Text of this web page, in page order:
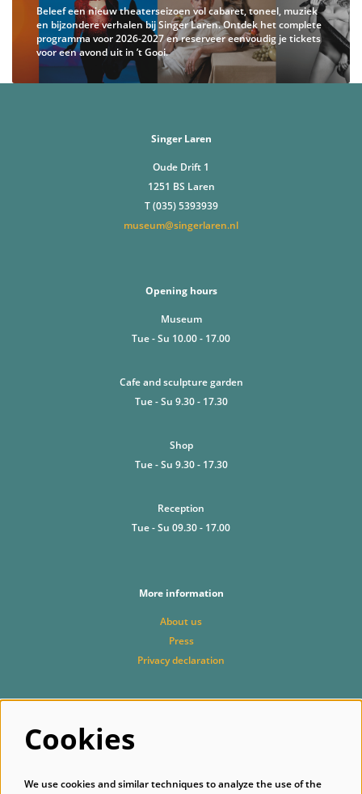
Beleef een nieuw theaterseizoen vol cabaret, toneel, muziek
en bijzondere verhalen bij Singer Laren. Ontdek het complete
programma voor 2026-2027 en reserveer eenvoudig je tickets
voor een avond uit in ’t Gooi.
Singer Laren
Oude Drift 1
1251 BS Laren
T (035) 5393939
museum@singerlaren.nl
Opening hours
Museum
Tue - Su 10.00 - 17.00
Cafe and sculpture garden
Tue - Su 9.30 - 17.30
Shop
Tue - Su 9.30 - 17.30
Reception
Tue - Su 09.30 - 17.00
More information
About us
Press
Privacy declaration
Cookies
We use cookies and similar techniques to analyze the use of the